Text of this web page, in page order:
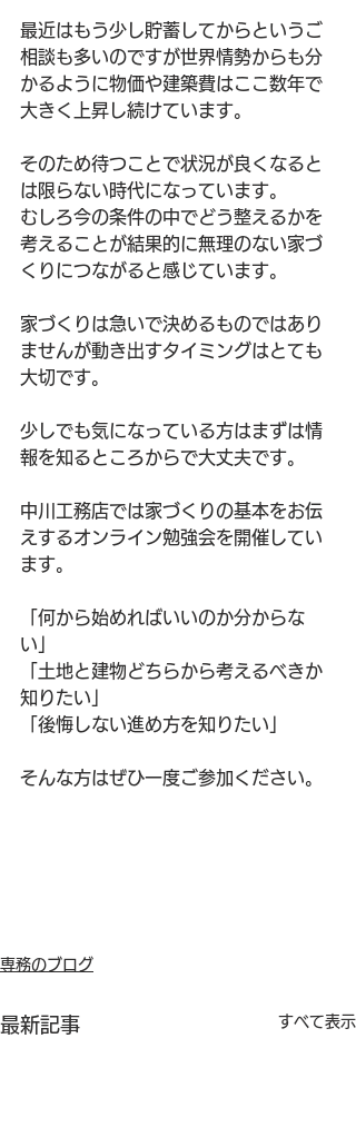
最近はもう少し貯蓄してからというご
相談も多いのですが世界情勢からも分
かるように物価や建築費はここ数年で
大きく上昇し続けています。
そのため待つことで状況が良くなると
は限らない時代になっています。
むしろ今の条件の中でどう整えるかを
考えることが結果的に無理のない家づ
くりにつながると感じています。
家づくりは急いで決めるものではあり
ませんが動き出すタイミングはとても
大切です。
少しでも気になっている方はまずは情
報を知るところからで大丈夫です。
中川工務店では家づくりの基本をお伝
えするオンライン勉強会を開催してい
ます。
「何から始めればいいのか分からな
い」
「土地と建物どちらから考えるべきか
知りたい」
「後悔しない進め方を知りたい」
そんな方はぜひ一度ご参加ください。
専務のブログ
最新記事 すべて表示